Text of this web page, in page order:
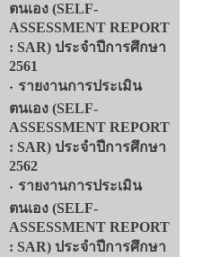
ตนเอง (SELF-
ASSESSMENT REPORT
: SAR) ประจำปีการศึกษา
2561
รายงานการประเมิน
ตนเอง (SELF-
ASSESSMENT REPORT
: SAR) ประจำปีการศึกษา
2562
รายงานการประเมิน
ตนเอง (SELF-
ASSESSMENT REPORT
: SAR) ประจำปีการศึกษา